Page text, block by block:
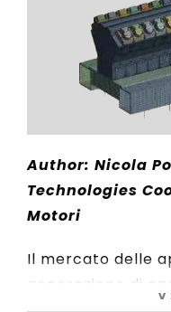
Author: Nicola
Technologies
Motori
Il mercato delle
generazione di